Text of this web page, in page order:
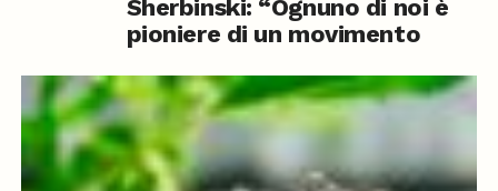
Sherbinski: “Ognuno di noi è
pioniere di un movimento